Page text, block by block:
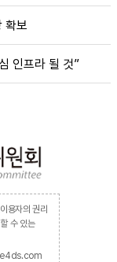
확보
인프라 될 것”
용자의 권리
수 있는